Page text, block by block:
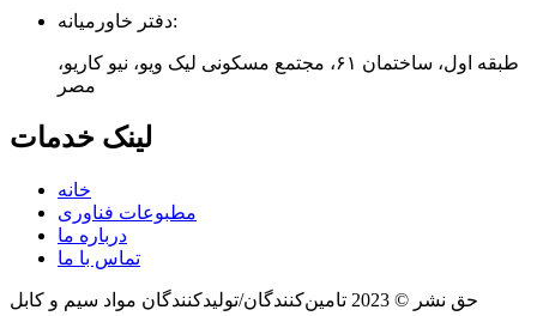
دفتر خاورمیانه:
طبقه اول، ساختمان ۶۱، مجتمع مسکونی لیک ویو، نیو کاریو،
مصر
لینک خدمات
خانه
مطبوعات فناوری
درباره ما
تماس با ما
حق نشر © 2023 تامین‌کنندگان/تولیدکنندگان مواد سیم و کابل